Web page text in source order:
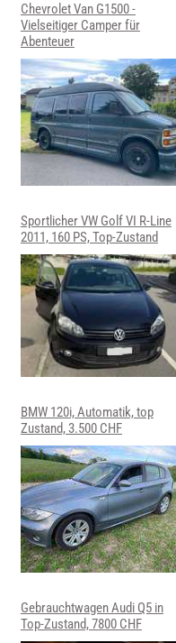
Chevrolet Van G1500 -
Vielseitiger Camper für
Abenteuer
Sportlicher VW Golf VI R-Line
2011, 160 PS, Top-Zustand
BMW 120i, Automatik, top
Zustand, 3.500 CHF
Gebrauchtwagen Audi Q5 in
Top-Zustand, 7800 CHF